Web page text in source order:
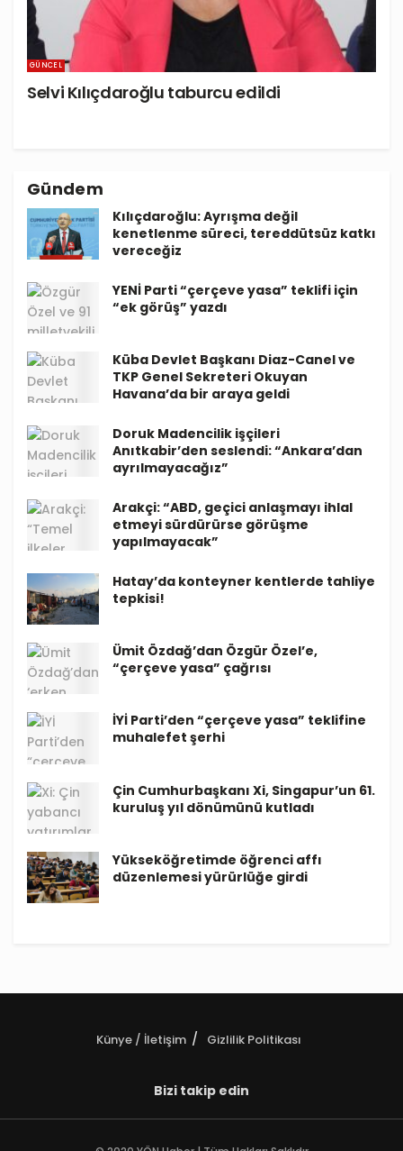
GÜNCEL
Selvi Kılıçdaroğlu taburcu edildi
Gündem
Kılıçdaroğlu: Ayrışma değil
kenetlenme süreci, tereddütsüz katkı
vereceğiz
YENİ Parti “çerçeve yasa” teklifi için
“ek görüş” yazdı
Küba Devlet Başkanı Diaz-Canel ve
TKP Genel Sekreteri Okuyan
Havana’da bir araya geldi
Doruk Madencilik işçileri
Anıtkabir’den seslendi: “Ankara’dan
ayrılmayacağız”
Arakçi: “ABD, geçici anlaşmayı ihlal
etmeyi sürdürürse görüşme
yapılmayacak”
Hatay’da konteyner kentlerde tahliye
tepkisi!
Ümit Özdağ’dan Özgür Özel’e,
“çerçeve yasa” çağrısı
İYİ Parti’den “çerçeve yasa” teklifine
muhalefet şerhi
Çin Cumhurbaşkanı Xi, Singapur’un 61.
kuruluş yıl dönümünü kutladı
Yükseköğretimde öğrenci affı
düzenlemesi yürürlüğe girdi
Künye / İletişim Gizlilik Politikası
Bizi takip edin